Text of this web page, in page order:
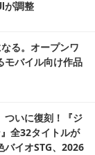
が調整
る。オープンワ
モバイル向け作品
ついに復刻！『ジ
全32タイトルが
イオSTG、2026